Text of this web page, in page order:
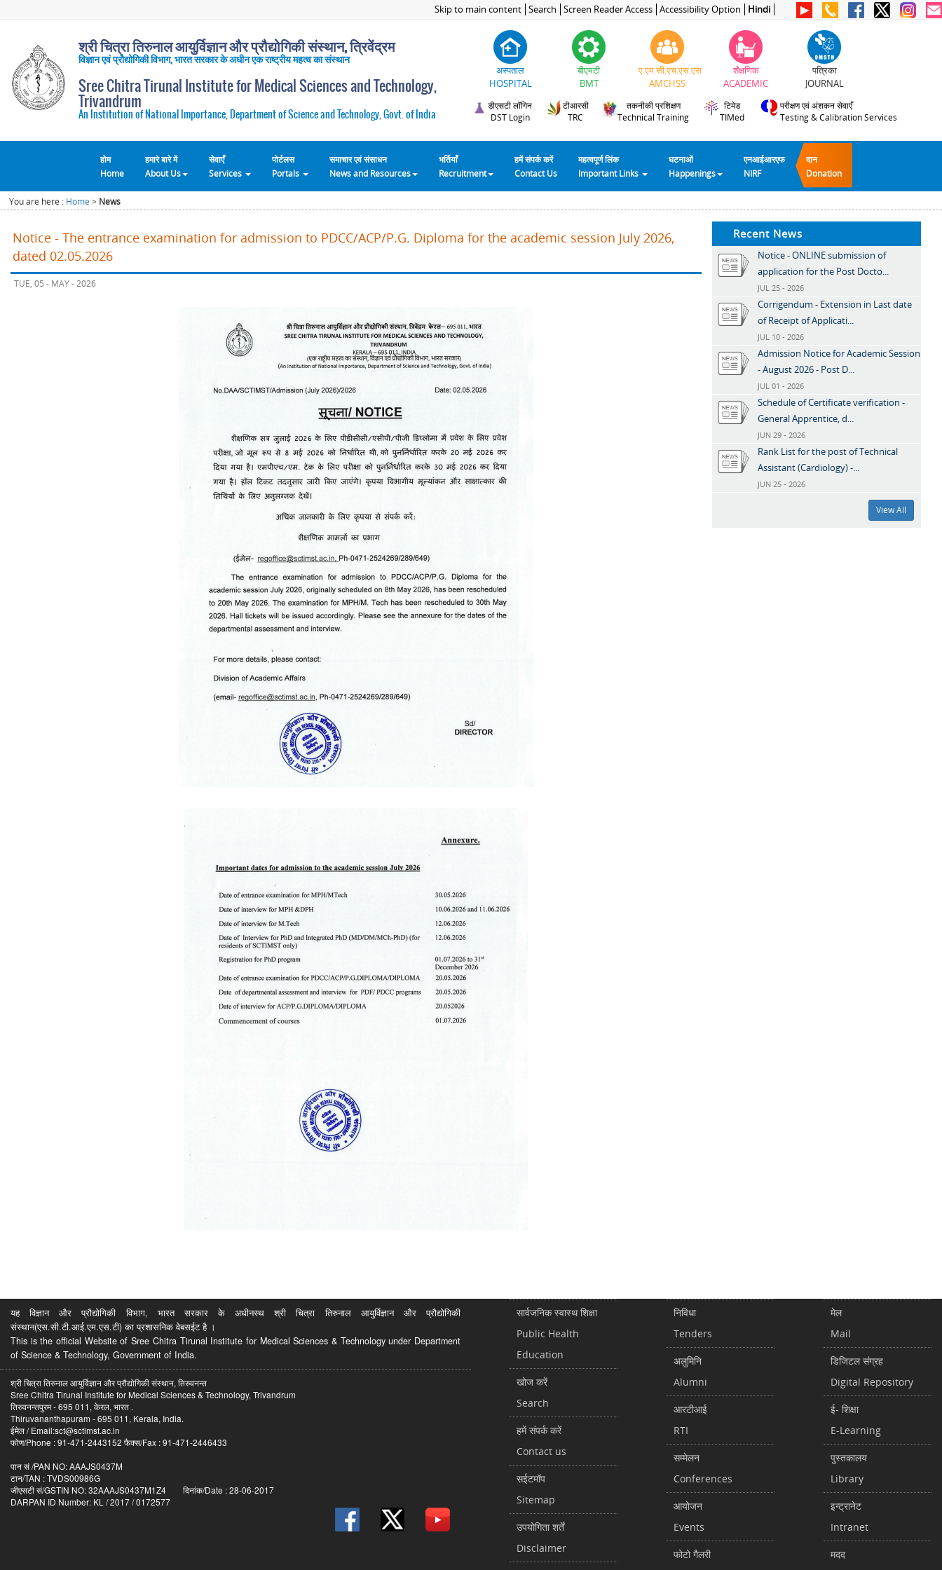
Skip to main content Search Screen Reader Access Accessibility Option Hindi
श्री चित्रा तिरुनाल आयुर्विज्ञान और प्रौद्योगिकी संस्थान, त्रिवेंद्रम
विज्ञान एवं प्रौद्योगिकी विभाग, भारत सरकार के अधीन एक राष्ट्रीय महत्व का संस्थान
Sree Chitra Tirunal Institute for Medical Sciences and Technology,
Trivandrum
An Institution of National Importance, Department of Science and Technology, Govt. of India
अस्पताल
HOSPITAL
बीएमटी
BMT
ए.एम.सी.एच.एस.एस
AMCHSS
शैक्षणिक
ACADEMIC
पत्रिका
JOURNAL
डीएसटी लॉगिन
DST Login
टीआरसी
TRC
तकनीकी प्रशिक्षण
Technical Training
टिमेड
TIMed
परीक्षण एवं अंशकन सेवाएँ
Testing & Calibration Services
होम
Home
हमारे बारे में
About Us
सेवाएँ
Services
पोर्टलस
Portals
समाचार एवं संसाधन
News and Resources
भर्तियाँ
Recruitment
हमें संपर्क करें
Contact Us
महत्वपूर्ण लिंक
Important Links
घटनाओं
Happenings
एनआईआरएफ
NIRF
दान
Donation
You are here : Home > News
Notice - The entrance examination for admission to PDCC/ACP/P.G. Diploma for the academic session July 2026,
dated 02.05.2026
TUE, 05 - MAY - 2026
Recent News
Notice - ONLINE submission of
application for the Post Docto...
JUL 25 - 2026
Corrigendum - Extension in Last date
of Receipt of Applicati...
JUL 10 - 2026
Admission Notice for Academic Session
- August 2026 - Post D...
JUL 01 - 2026
Schedule of Certificate verification -
General Apprentice, d...
JUN 29 - 2026
Rank List for the post of Technical
Assistant (Cardiology) -...
JUN 25 - 2026
View All
यह विज्ञान और प्रौद्योगिकी विभाग, भारत सरकार के अधीनस्थ श्री चित्रा तिरुनाल आयुर्विज्ञान और प्रौद्योगिकी
संस्थान(एस.सी.टी.आई.एम.एस.टी) का प्रशासनिक वेबसईट है ।
This is the official Website of Sree Chitra Tirunal Institute for Medical Sciences & Technology under Department
of Science & Technology, Government of India.
श्री चित्रा तिरुनाल आयुर्विज्ञान और प्रौद्योगिकी संस्थान, तिरुवनन्त
Sree Chitra Tirunal Institute for Medical Sciences & Technology, Trivandrum
तिरुवनन्तपुरम - 695 011, केरल, भारत .
Thiruvananthapuram - 695 011, Kerala, India.
ईमेल / Email:sct@sctimst.ac.in
फोण/Phone : 91-471-2443152 फैक्स/Fax : 91-471-2446433
पान सं /PAN NO: AAAJS0437M
टान/TAN : TVDS00986G
जीएसटी सं/GSTIN NO: 32AAAJS0437M1Z4 दिनांक/Date : 28-06-2017
DARPAN ID Number: KL / 2017 / 0172577
सार्वजनिक स्वास्थ शिक्षा
Public Health
Education
खोज करें
Search
हमें संपर्क करें
Contact us
सईटमॉप
Sitemap
उपयोगिता शर्तें
Disclaimer
निविधा
Tenders
अलुमिनि
Alumni
आरटीआई
RTI
सम्मेलन
Conferences
आयोजन
Events
फोटो गैलरी
मेल
Mail
डिजिटल संग्रह
Digital Repository
ई- शिक्षा
E-Learning
पुस्तकालय
Library
इन्ट्रानेट
Intranet
मदद